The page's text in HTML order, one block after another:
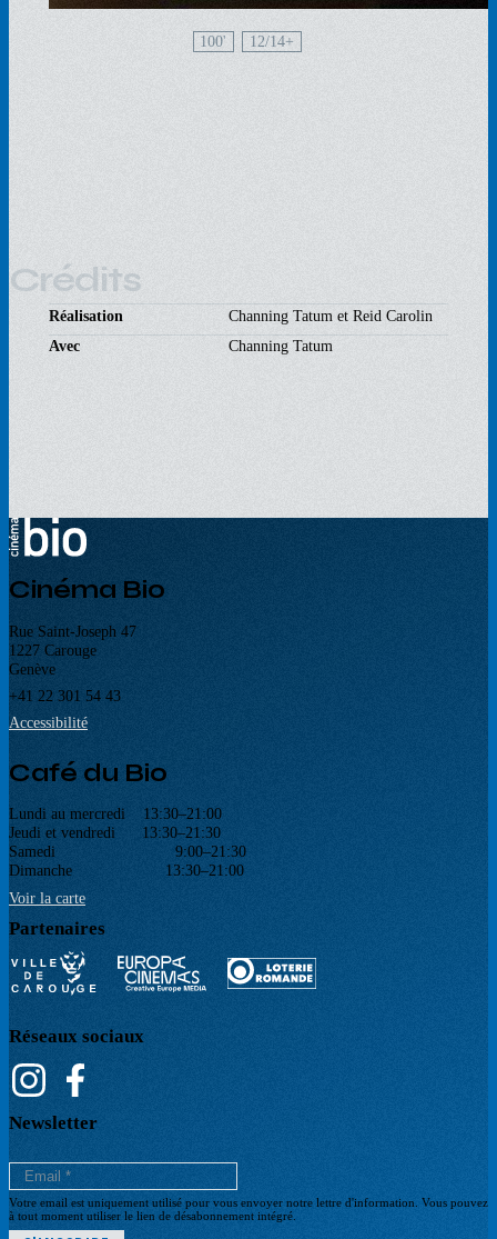
100' 12/14
Crédits
Réalisation
Channing Tatum et Reid Carolin
Avec
Channing Tatum
Cinéma Bio
Rue Saint-Joseph 47
1227 Carouge
Genève
+41 22 301 54 43
Accessibilité
Café du Bio
Lundi au mercredi 13:30–21:00
Jeudi et vendredi 13:30–21:30
Samedi 9:00–21:30
Dimanche 13:30–21:00
Voir la carte
Partenaires
Réseaux sociaux
Newsletter
Votre email est uniquement utilisé pour vous envoyer notre lettre d'information. Vous pouvez
à tout moment utiliser le lien de désabonnement intégré.